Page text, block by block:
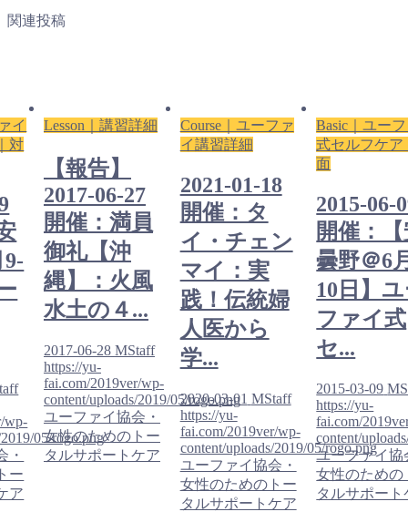
関連投稿
イ
対
wp-
05/rogo.png
・
ー
ア
Lesson｜講習詳細
【報告】
2017-06-27
開催：満員
御礼【沖
縄】：火風
水土の４...
2017-06-28 MStaff
https://yu-
fai.com/2019ver/wp-
content/uploads/2019/05/rogo.png
ユーファイ協会・
女性のためのトー
タルサポートケア
Course｜ユーファ
イ講習詳細
2021-01-18
開催：タ
イ・チェン
マイ：実
践！伝統婦
人医から
学...
2020-03-01 MStaff
https://yu-
fai.com/2019ver/wp-
content/uploads/2019/05/rogo.png
ユーファイ協会・
女性のためのトー
タルサポートケア
Basic｜ユー
式セルフケア
面
2015-06-
開催：
曇野＠6
10日】
ファイ式
セ...
2015-03-09
https://yu-
fai.com/
content/
ユーファイ協
女性のための
タルサポート